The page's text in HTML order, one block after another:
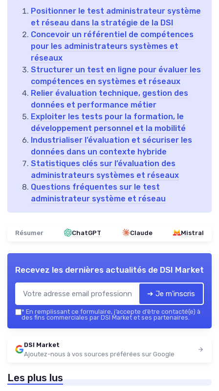
Positionner le test administrateur système
et réseau dans la stratégie de la DSI
Concevoir un référentiel de compétences
pour les administrateurs systèmes et
réseaux
Structurer un test en ligne pour évaluer les
compétences en systèmes et réseaux
Relier évaluation technique, gestion des
données et performance métier
Exploiter les tests pour la formation, le
développement personnel et la mobilité
Industrialiser l’évaluation et sécuriser les
données dans un contexte hybride
Statistiques clés sur l’évaluation des
administrateurs systèmes et réseaux
Questions fréquentes sur le test
administrateur système et réseau
Résumer ChatGPT Claude Mistral
Recevez les dernières actualités de DSI Market
➔ Je m'inscris
* En remplissant ce formulaire, j’accepte d’être contacté(e) à
des fins commerciales par DSI Market et ses partenaires.
DSI Market
Ajoutez-nous à vos sources préférées sur Google
Les plus lus